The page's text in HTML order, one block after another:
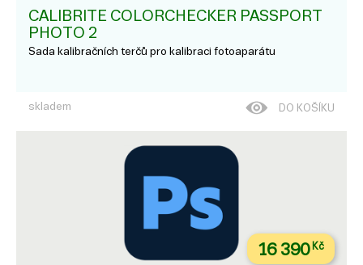
CALIBRITE COLORCHECKER PASSPORT
PHOTO 2
Sada kalibračních terčů pro kalibraci fotoaparátu
skladem DO KOŠÍKU
16 390Kč